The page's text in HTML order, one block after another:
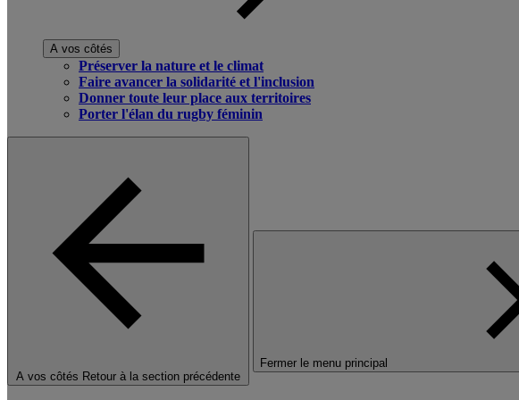
A vos côtés
Préserver la nature et le climat
Faire avancer la solidarité et l'inclusion
Donner toute leur place aux territoires
Porter l'élan du rugby féminin
A vos côtés Retour à la section précédente
Fermer le menu principal